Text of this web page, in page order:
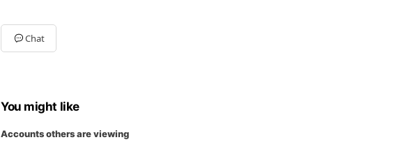
Chat
You might like
Accounts others are viewing